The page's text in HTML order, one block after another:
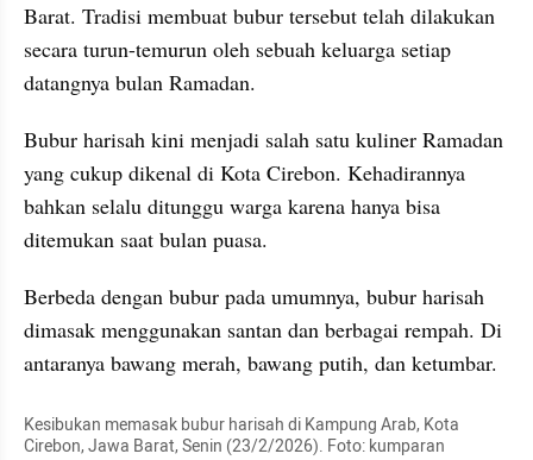
Barat. Tradisi membuat bubur tersebut telah dilakukan
secara turun-temurun oleh sebuah keluarga setiap
datangnya bulan Ramadan.
Bubur harisah kini menjadi salah satu kuliner Ramadan
yang cukup dikenal di Kota Cirebon. Kehadirannya
bahkan selalu ditunggu warga karena hanya bisa
ditemukan saat bulan puasa.
Berbeda dengan bubur pada umumnya, bubur harisah
dimasak menggunakan santan dan berbagai rempah. Di
antaranya bawang merah, bawang putih, dan ketumbar.
Kesibukan memasak bubur harisah di Kampung Arab, Kota
Cirebon, Jawa Barat, Senin (23/2/2026). Foto: kumparan